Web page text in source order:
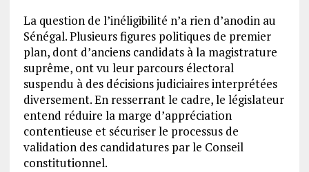
La question de l’inéligibilité n’a rien d’anodin au
Sénégal. Plusieurs figures politiques de premier
plan, dont d’anciens candidats à la magistrature
suprême, ont vu leur parcours électoral
suspendu à des décisions judiciaires interprétées
diversement. En resserrant le cadre, le législateur
entend réduire la marge d’appréciation
contentieuse et sécuriser le processus de
validation des candidatures par le Conseil
constitutionnel.